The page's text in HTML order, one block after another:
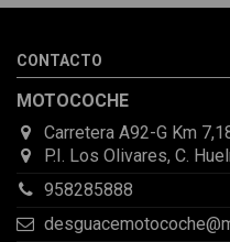
la pieza llegó correcta y bien
CONTACTO
MOTOCOCHE
Carretera A92-G Km
P.I. Los Olivares, C.
958285888